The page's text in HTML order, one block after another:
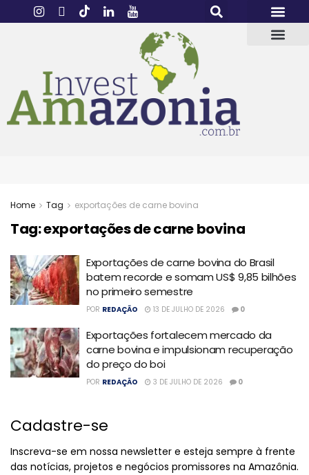
Home Tag exportações de carne bovina
Tag:exportações de carne bovina
Exportações de carne bovina do Brasil
batem recorde e somam US$ 9,85 bilhões
no primeiro semestre
POR REDAÇÃO 13 DE JULHO DE 2026 0
Exportações fortalecem mercado da
carne bovina e impulsionam recuperação
do preço do boi
POR REDAÇÃO 3 DE JULHO DE 2026 0
Cadastre-se
Inscreva-se em nossa newsletter e esteja sempre à frente
das notícias, projetos e negócios promissores na Amazônia.